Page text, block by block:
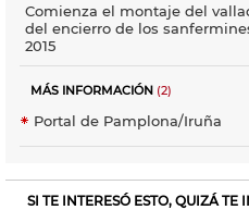
Comienza el montaje del
del encierro de los
2015
MÁS INFORMACIÓN (2)
Portal de Pamplona/Iruña
SI TE INTERESÓ ESTO, QUIZÁ TE